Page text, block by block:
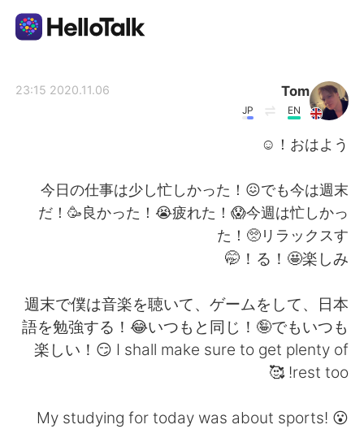
Français Deutsch
Русский ไทย
Tom
EN
JP
2020.11.06 23:15
おはよう！☺️
今日の仕事は少し忙しかった！😖でも今は週末
だ！🥳良かった！😭疲れた！😱今週は忙しかっ
た！🥺リラックスす
る！🤩楽しみ！🤭
週末で僕は音楽を聴いて、ゲームをして、日本
語を勉強する！😂いつもと同じ！🤪でもいつも
楽しい！😏 I shall make sure to get plenty of
rest too! 🥰
My studying for today was about sports! 😮